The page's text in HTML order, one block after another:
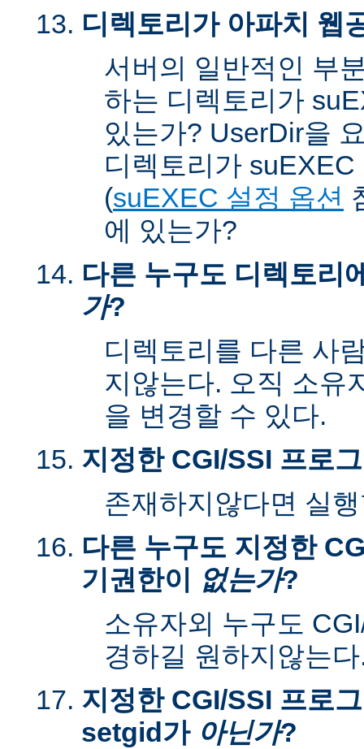
디렉토리가 아파치 웹
서버의 일반적인 부
하는 디렉토리가
있는가? UserDir을
디렉토리가
(suEXEC 설정 옵션
에 있는가?
다른 누구도 디렉토리
가?
디렉토리를 다른 사
지않는다. 오직 소유
을 변경할 수 있다.
지정한 CGI/SSI 프로
존재하지않다면 실
다른 누구도 지정한
기권한이
없는가?
소유자외 누구도
경하길 원하지않는
지정한 CGI/SSI 프로
setgid가 아닌가?